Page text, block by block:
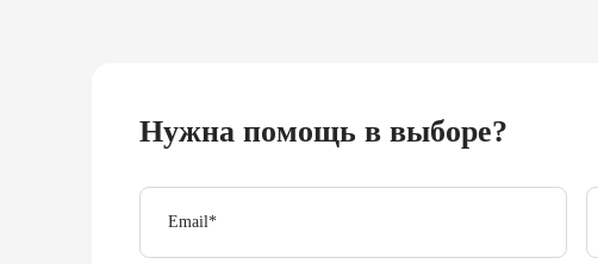
Нужна помощь в выборе?
Email*